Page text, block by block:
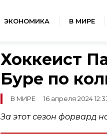
ЭКОНОМИКА В МИРЕ
Хоккеист
Буре по
В МИРЕ 16 апреля 2024
За этот сезон форвард